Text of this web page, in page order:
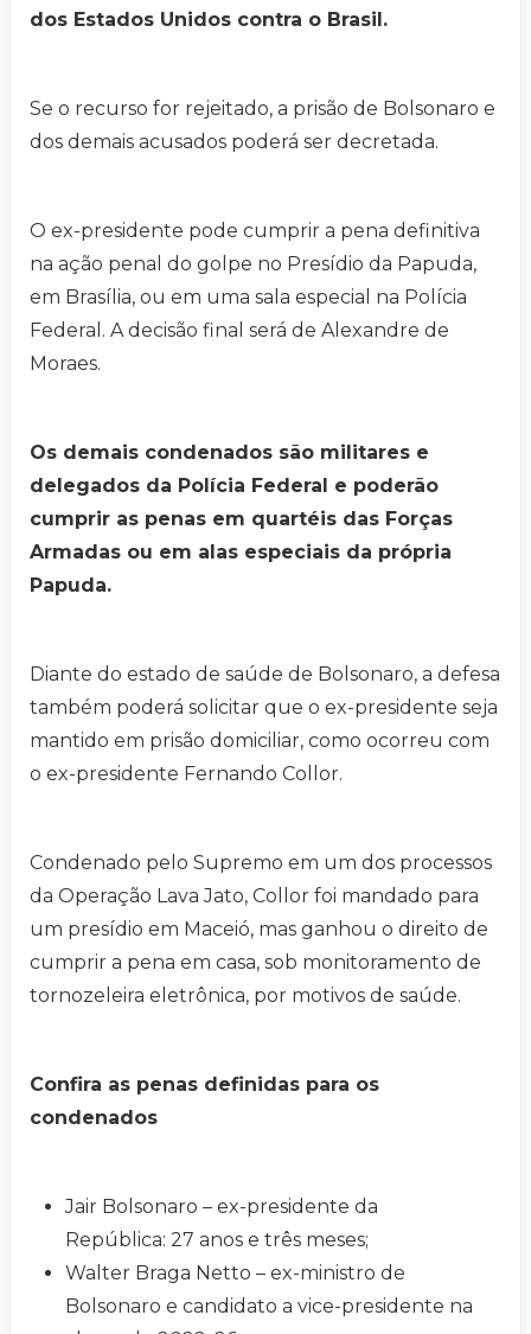
dos Estados Unidos contra o Brasil.
Se o recurso for rejeitado, a prisão de Bolsonaro e
dos demais acusados poderá ser decretada.
O ex-presidente pode cumprir a pena definitiva
na ação penal do golpe no Presídio da Papuda,
em Brasília, ou em uma sala especial na Polícia
Federal. A decisão final será de Alexandre de
Moraes.
Os demais condenados são militares e
delegados da Polícia Federal e poderão
cumprir as penas em quartéis das Forças
Armadas ou em alas especiais da própria
Papuda.
Diante do estado de saúde de Bolsonaro, a defesa
também poderá solicitar que o ex-presidente seja
mantido em prisão domiciliar, como ocorreu com
o ex-presidente Fernando Collor.
Condenado pelo Supremo em um dos processos
da Operação Lava Jato, Collor foi mandado para
um presídio em Maceió, mas ganhou o direito de
cumprir a pena em casa, sob monitoramento de
tornozeleira eletrônica, por motivos de saúde.
Confira as penas definidas para os
condenados
Jair Bolsonaro – ex-presidente da
República: 27 anos e três meses;
Walter Braga Netto – ex-ministro de
Bolsonaro e candidato a vice-presidente na